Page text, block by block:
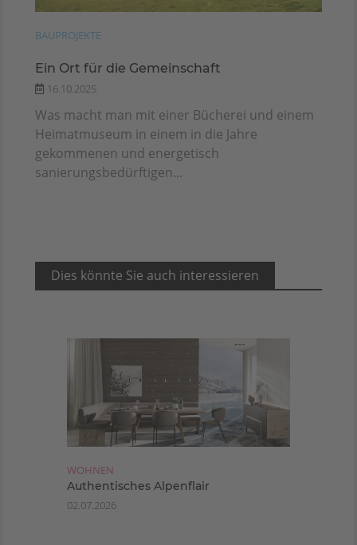
BAUPROJEKTE
Ein Ort für die Gemeinschaft
16.10.2025
Was macht man mit einer Bücherei und einem
Heimatmuseum in einem in die Jahre
gekommenen und energetisch
sanierungsbedürftigen...
Dies könnte Sie auch interessieren
WOHNEN
Authentisches Alpenflair
02.07.2026